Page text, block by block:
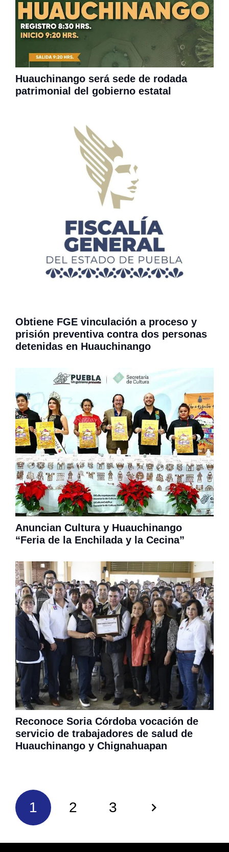
Huauchinango será sede de rodada
patrimonial del gobierno estatal
Obtiene FGE vinculación a proceso y
prisión preventiva contra dos personas
detenidas en Huauchinango
Anuncian Cultura y Huauchinango
“Feria de la Enchilada y la Cecina”
Reconoce Soria Córdoba vocación de
servicio de trabajadores de salud de
Huauchinango y Chignahuapan
1 2 3